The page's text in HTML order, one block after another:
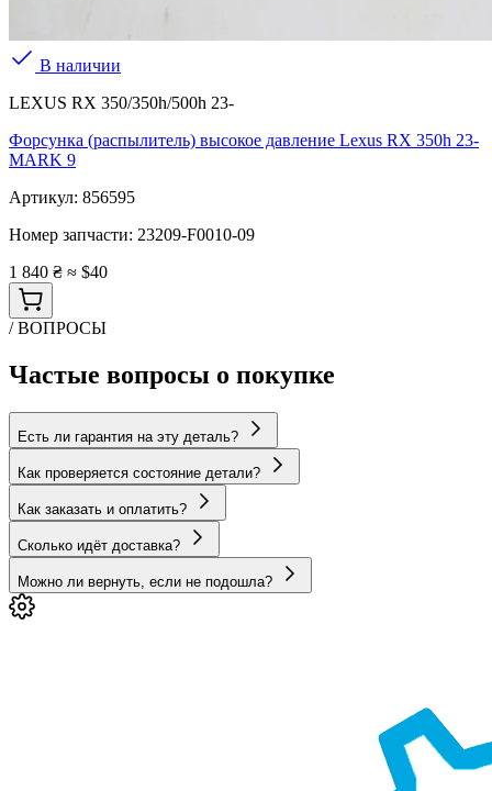
В наличии
LEXUS RX 350/350h/500h 23-
Форсунка (распылитель) высокое давление Lexus RX 350h 23-
MARK 9
Артикул: 856595
Номер запчасти: 23209-F0010-09
1 840 ₴ ≈ $40
/ ВОПРОСЫ
Частые вопросы о покупке
Есть ли гарантия на эту деталь?
Как проверяется состояние детали?
Как заказать и оплатить?
Сколько идёт доставка?
Можно ли вернуть, если не подошла?